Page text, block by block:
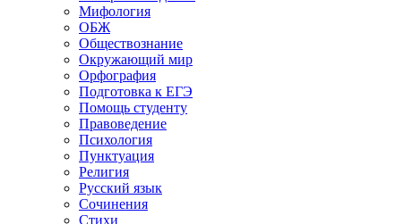
Мифология
ОБЖ
Обществознание
Окружающий мир
Орфография
Подготовка к ЕГЭ
Помощь студенту
Правоведение
Психология
Пунктуация
Религия
Русский язык
Сочинения
Стихи